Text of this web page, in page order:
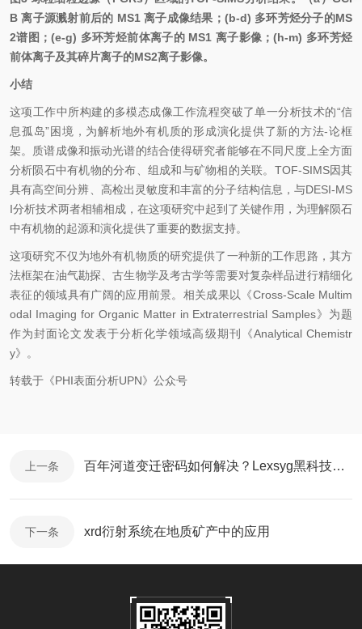
B 离子源溅射前后的 MS1 离子成像结果；(b-d) 多环芳烃分子的MS
2谱图；(e-g) 多环芳烃前体离子的 MS1 离子影像；(h-m) 多环芳烃
前体离子及其碎片离子的MS2离子影像。
小结
这项工作中所构建的多模态成像工作流程突破了单一分析技术的“信
息孤岛”困境，为解析地外有机质的形成演化提供了新的方法-论框
架。质谱成像和振动光谱的结合使得研究者能够在不同尺度上全方面
分析陨石中有机物的分布、组成和与矿物相的关联。TOF-SIMS因其
具有高空间分辨、高检出灵敏度和丰富的分子结构信息，与DESI-MS
I分析技术两者相辅相成，在这项研究中起到了关键作用，为理解陨石
中有机物的起源和演化提供了重要的数据支持。
这项研究不仅为地外有机物质的研究提供了一种新的工作思路，其方
法框架在油气勘探、古生物学及考古学等需要对复杂样品进行精细化
表征的领域具有广阔的应用前景。相关成果以《Cross-Scale Multim
odal Imaging for Organic Matter in Extraterrestrial Samples》为题
作为封面论文发表于分析化学领域高级期刊《Analytical Chemistr
y》。
转载于《PHI表面分析UPN》公众号
上一条 百年河道变迁密码如何解决？Lexsyg黑科技解锁沉积物时光胶囊
下一条 xrd衍射系统在地质矿产中的应用